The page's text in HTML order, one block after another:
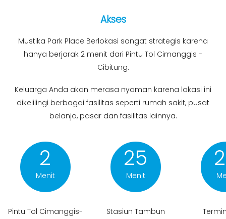
Akses
Mustika Park Place Berlokasi sangat strategis karena
hanya berjarak 2 menit dari Pintu Tol Cimanggis -
Cibitung.
Keluarga Anda akan merasa nyaman karena lokasi ini
dikelilingi berbagai fasilitas seperti rumah sakit, pusat
belanja, pasar dan fasilitas lainnya.
2
Menit
Pintu Tol Cimanggis-
25
Menit
Stasiun Tambun